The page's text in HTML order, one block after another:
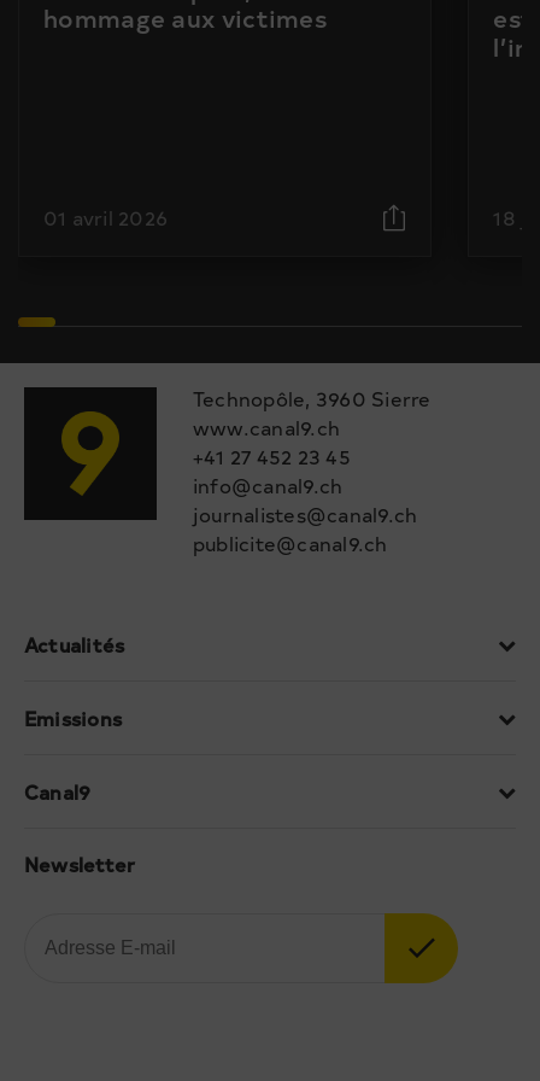
hommage aux victimes
01 avril 2026
est
18
Technopôle, 3960 Sierre
www.canal9.ch
+41 27 452 23 45
info@canal9.ch
journalistes@canal9.ch
publicite@canal9.ch
Actualités
Emissions
Canal9
Newsletter